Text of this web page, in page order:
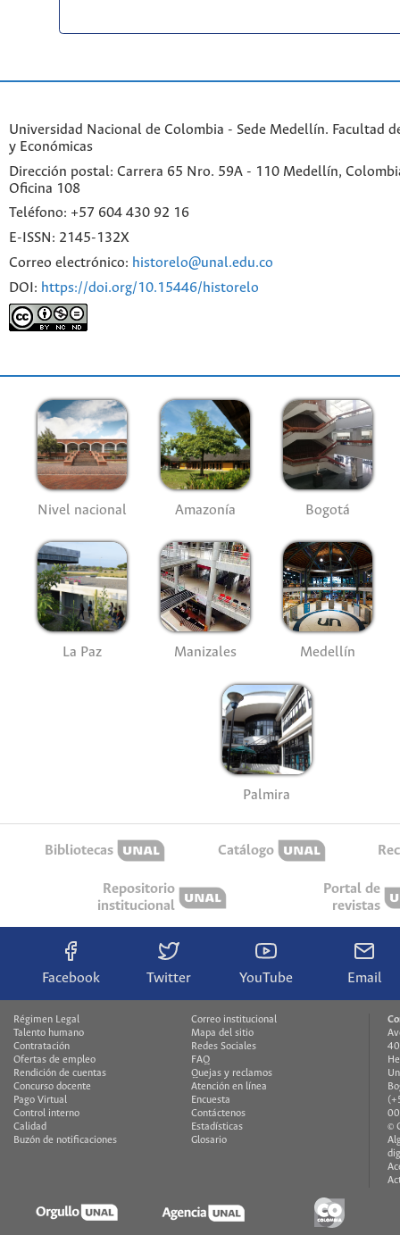
Universidad Nacional de Colombia - Sede Medellín. Facultad
y Económicas
Dirección postal: Carrera 65 Nro. 59A - 110 Medellín,
Oficina 108
Teléfono: +57 604 430 92 16
E-ISSN: 2145-132X
Correo electrónico: historelo@unal.edu.co
DOI: https://doi.org/10.15446/historelo
Nivel nacional Amazonía Bogotá
La Paz Manizales Medellín
Palmira
Bibliotecas Catálogo
Repositorio
institucional
Portal de
revistas
Facebook Twitter YouTube Email
Régimen Legal
Talento humano
Contratación
Ofertas de empleo
Rendición de cuentas
Concurso docente
Pago Virtual
Control interno
Calidad
Buzón de notificaciones
Correo institucional
Mapa del sitio
Redes Sociales
FAQ
Quejas y reclamos
Atención en línea
Encuesta
Contáctenos
Estadísticas
Glosario
©